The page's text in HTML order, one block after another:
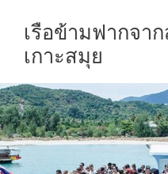
เรือข้ามฟากจา
เกาะสมุย